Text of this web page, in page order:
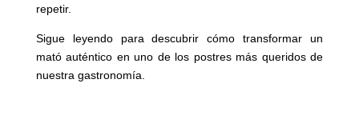
repetir.
Sigue leyendo para descubrir cómo transformar un
mató auténtico en uno de los postres más queridos de
nuestra gastronomía.